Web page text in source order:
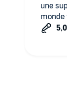
une
monde